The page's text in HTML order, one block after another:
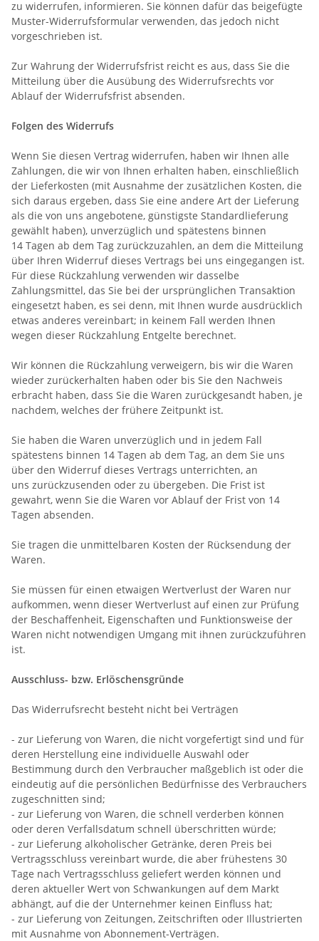
zu widerrufen, informieren. Sie können dafür das beigefügte
Muster-Widerrufsformular verwenden, das jedoch nicht
vorgeschrieben ist.
Zur Wahrung der Widerrufsfrist reicht es aus, dass Sie die
Mitteilung über die Ausübung des Widerrufsrechts vor
Ablauf der Widerrufsfrist absenden.
Folgen des Widerrufs
Wenn Sie diesen Vertrag widerrufen, haben wir Ihnen alle
Zahlungen, die wir von Ihnen erhalten haben, einschließlich
der Lieferkosten (mit Ausnahme der zusätzlichen Kosten, die
sich daraus ergeben, dass Sie eine andere Art der Lieferung
als die von uns angebotene, günstigste Standardlieferung
gewählt haben), unverzüglich und spätestens binnen
14 Tagen ab dem Tag zurückzuzahlen, an dem die Mitteilung
über Ihren Widerruf dieses Vertrags bei uns eingegangen ist.
Für diese Rückzahlung verwenden wir dasselbe
Zahlungsmittel, das Sie bei der ursprünglichen Transaktion
eingesetzt haben, es sei denn, mit Ihnen wurde ausdrücklich
etwas anderes vereinbart; in keinem Fall werden Ihnen
wegen dieser Rückzahlung Entgelte berechnet.
Wir können die Rückzahlung verweigern, bis wir die Waren
wieder zurückerhalten haben oder bis Sie den Nachweis
erbracht haben, dass Sie die Waren zurückgesandt haben, je
nachdem, welches der frühere Zeitpunkt ist.
Sie haben die Waren unverzüglich und in jedem Fall
spätestens binnen 14 Tagen ab dem Tag, an dem Sie uns
über den Widerruf dieses Vertrags unterrichten, an
uns zurückzusenden oder zu übergeben. Die Frist ist
gewahrt, wenn Sie die Waren vor Ablauf der Frist von 14
Tagen absenden.
Sie tragen die unmittelbaren Kosten der Rücksendung der
Waren.
Sie müssen für einen etwaigen Wertverlust der Waren nur
aufkommen, wenn dieser Wertverlust auf einen zur Prüfung
der Beschaffenheit, Eigenschaften und Funktionsweise der
Waren nicht notwendigen Umgang mit ihnen zurückzuführen
ist.
Ausschluss- bzw. Erlöschensgründe
Das Widerrufsrecht besteht nicht bei Verträgen
- zur Lieferung von Waren, die nicht vorgefertigt sind und für
deren Herstellung eine individuelle Auswahl oder
Bestimmung durch den Verbraucher maßgeblich ist oder die
eindeutig auf die persönlichen Bedürfnisse des Verbrauchers
zugeschnitten sind;
- zur Lieferung von Waren, die schnell verderben können
oder deren Verfallsdatum schnell überschritten würde;
- zur Lieferung alkoholischer Getränke, deren Preis bei
Vertragsschluss vereinbart wurde, die aber frühestens 30
Tage nach Vertragsschluss geliefert werden können und
deren aktueller Wert von Schwankungen auf dem Markt
abhängt, auf die der Unternehmer keinen Einfluss hat;
- zur Lieferung von Zeitungen, Zeitschriften oder Illustrierten
mit Ausnahme von Abonnement-Verträgen.